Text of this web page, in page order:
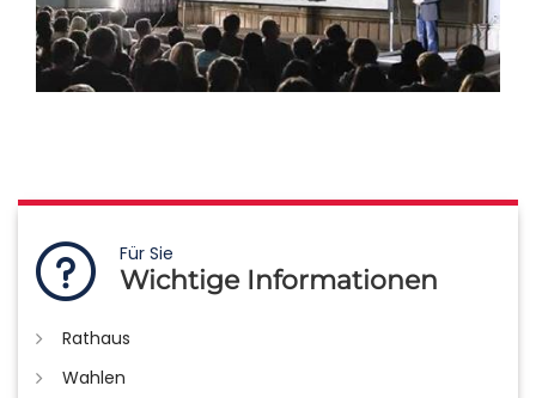
Für Sie
Wichtige Informationen
Rathaus
Wahlen